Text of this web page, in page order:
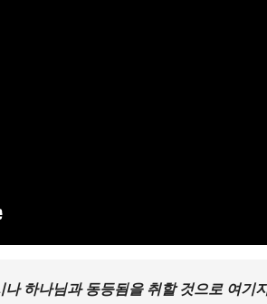
하나님과 동등됨을 취할 것으로 여기